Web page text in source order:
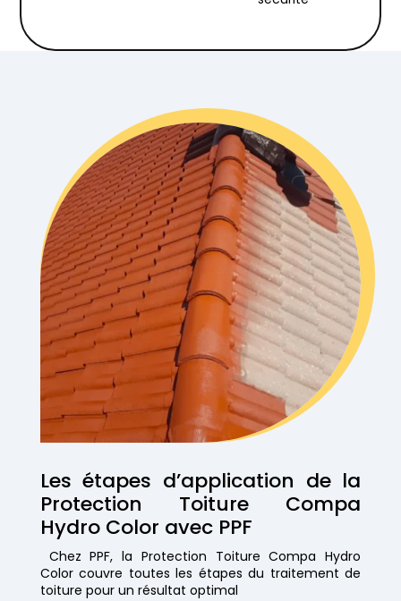
Les étapes d’application de la
Protection Toiture Compa
Hydro Color avec PPF
Chez PPF, la Protection Toiture Compa Hydro
Color couvre toutes les étapes du traitement de
toiture pour un résultat optimal